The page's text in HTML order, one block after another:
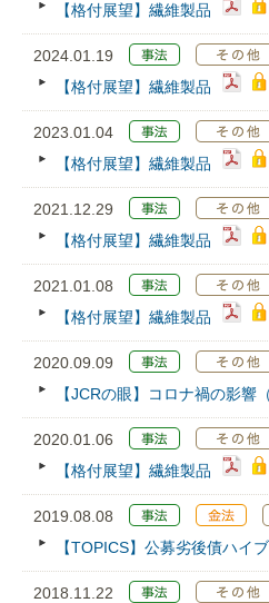
【格付展望】繊維製品
2024.01.19
【格付展望】繊維製品
2023.01.04
【格付展望】繊維製品
2021.12.29
【格付展望】繊維製品
2021.01.08
【格付展望】繊維製品
2020.09.09
【JCRの眼】コロナ禍の影響
2020.01.06
【格付展望】繊維製品
2019.08.08
【TOPICS】公募劣後債ハイ
2018.11.22